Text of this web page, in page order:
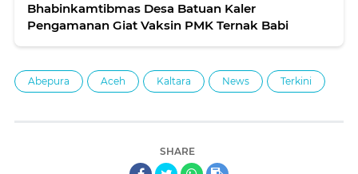
Bhabinkamtibmas Desa Batuan Kaler
Pengamanan Giat Vaksin PMK Ternak Babi
Abepura Aceh Kaltara News Terkini
SHARE